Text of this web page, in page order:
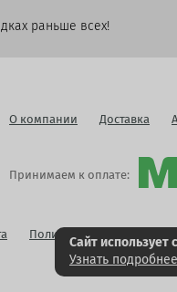
раньше всех!
О компании Доставка
Принимаем к оплате:
Политика
Сайт использует
Узнать подробнее